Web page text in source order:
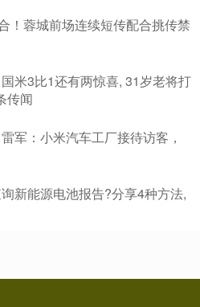
！蓉城前场连续短传配合挑传禁
米3比1还有两惊喜, 31岁老将打
传闻
军：小米汽车工厂接待访客，
新能源电池报告?分享4种方法,